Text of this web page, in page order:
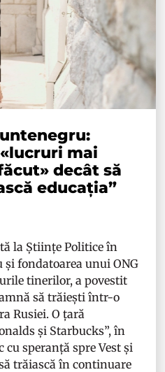
mai
decât să
educația”
la Științe Politice în
fondatoarea unui ONG
tinerilor, a povestit
să trăiești într-o
Rusiei. O țară
și Starbucks”, în
cu speranță spre Vest și
trăiască în continuare